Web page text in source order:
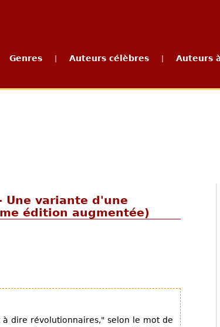
Genres Auteurs célèbres Auteurs
variante d'une
édition augmentée)
dire révolutionnaires," selon le mot de